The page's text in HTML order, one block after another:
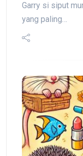
Garry si siput
yang paling…